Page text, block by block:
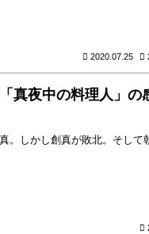
2020.07.25
真夜中の料理人」
。しかし創真が敗北。そして